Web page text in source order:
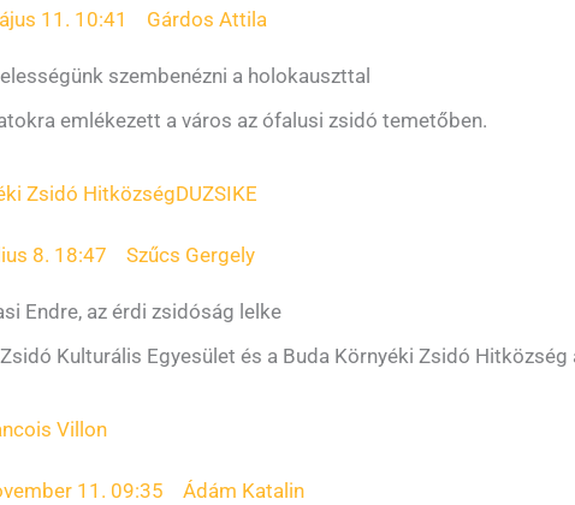
11. 10:41 Gárdos Attila
szembenézni a holokauszttal
emlékezett a város az ófalusi zsidó temetőben.
Zsidó HitközségDUZSIKE
8. 18:47 Szűcs Gergely
Endre, az érdi zsidóság lelke
Kulturális Egyesület és a Buda Környéki Zsidó
Villon
11. 09:35 Ádám Katalin